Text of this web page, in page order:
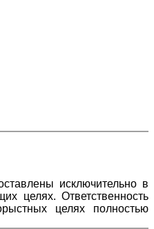
исключительно в
целях. Ответственность
целях полностью